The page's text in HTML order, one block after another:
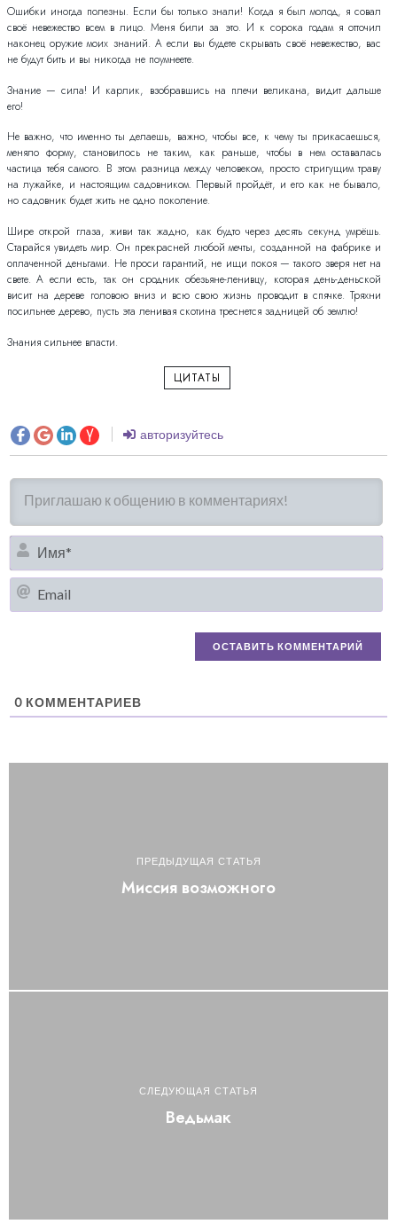
Ошибки иногда полезны. Если бы только знали! Когда я был молод, я совал
своё невежество всем в лицо. Меня били за это. И к сорока годам я отточил
наконец оружие моих знаний. А если вы будете скрывать своё невежество, вас
не будут бить и вы никогда не поумнеете.
Знание — сила! И карлик, взобравшись на плечи великана, видит дальше
его!
Не важно, что именно ты делаешь, важно, чтобы все, к чему ты прикасаешься,
меняло форму, становилось не таким, как раньше, чтобы в нем оставалась
частица тебя самого. В этом разница между человеком, просто стригущим траву
на лужайке, и настоящим садовником. Первый пройдёт, и его как не бывало,
но садовник будет жить не одно поколение.
Шире открой глаза, живи так жадно, как будто через десять секунд умрёшь.
Старайся увидеть мир. Он прекрасней любой мечты, созданной на фабрике и
оплаченной деньгами. Не проси гарантий, не ищи покоя — такого зверя нет на
свете. А если есть, так он сродник обезьяне-ленивцу, которая день-деньской
висит на дереве головою вниз и всю свою жизнь проводит в спячке. Тряхни
посильнее дерево, пусть эта ленивая скотина треснется задницей об землю!
Знания сильнее власти.
ЦИТАТЫ
авторизуйтесь
0 КОММЕНТАРИЕВ
ПРЕДЫДУЩАЯ СТАТЬЯ
Миссия возможного
СЛЕДУЮЩАЯ СТАТЬЯ
Ведьмак